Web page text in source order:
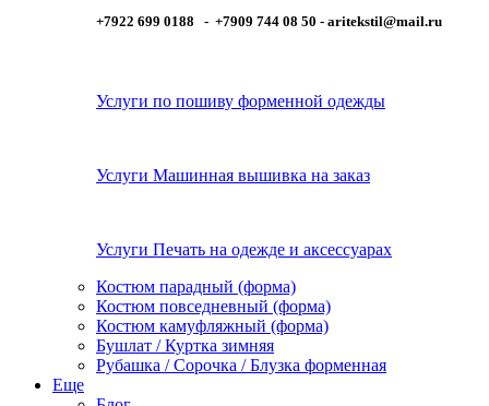
+7922 699 0188 - +7909 744 08 50 - aritekstil@mail.ru
Услуги по пошиву форменной одежды
Услуги Машинная вышивка на заказ
Услуги Печать на одежде и аксессуарах
Костюм парадный (форма)
Костюм повседневный (форма)
Костюм камуфляжный (форма)
Бушлат / Куртка зимняя
Рубашка / Сорочка / Блузка форменная
Еще